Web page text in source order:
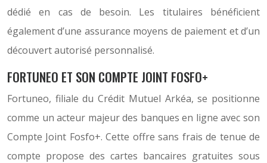
dédié en cas de besoin. Les titulaires bénéficient
également d’une assurance moyens de paiement et d’un
découvert autorisé personnalisé.
FORTUNEO ET SON COMPTE JOINT FOSFO+
Fortuneo, filiale du Crédit Mutuel Arkéa, se positionne
comme un acteur majeur des banques en ligne avec son
Compte Joint Fosfo+. Cette offre sans frais de tenue de
compte propose des cartes bancaires gratuites sous